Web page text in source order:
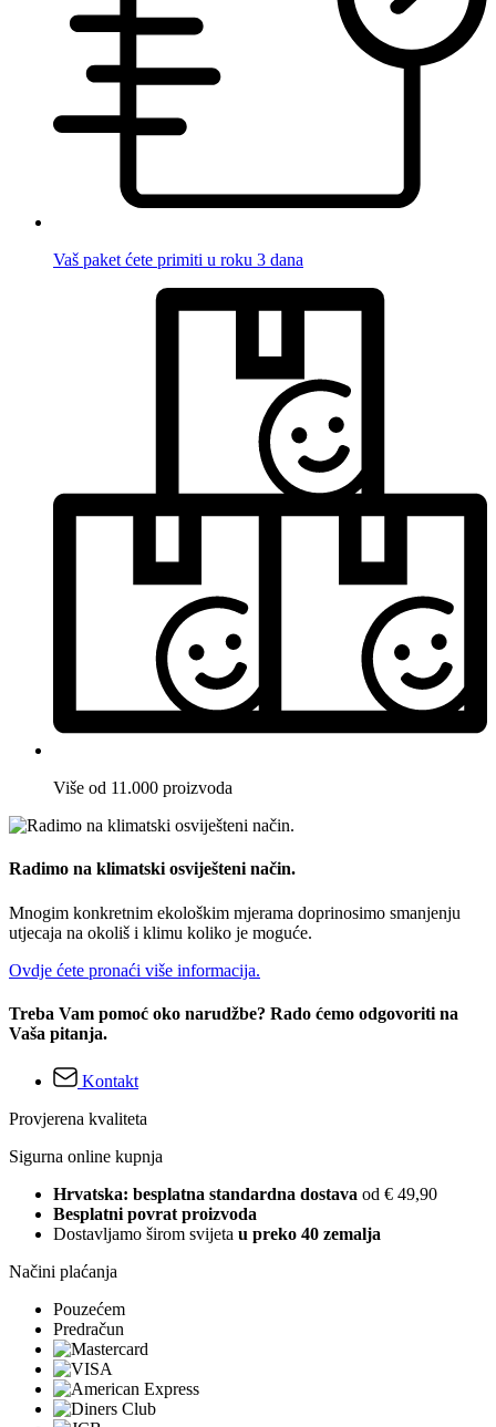
Vaš paket ćete primiti u roku 3 dana
Više od 11.000 proizvoda
Radimo na klimatski osviješteni način.
Mnogim konkretnim ekološkim mjerama doprinosimo smanjenju
utjecaja na okoliš i klimu koliko je moguće.
Ovdje ćete pronaći više informacija.
Treba Vam pomoć oko narudžbe? Rado ćemo odgovoriti na
Vaša pitanja.
Kontakt
Provjerena kvaliteta
Sigurna online kupnja
Hrvatska: besplatna standardna dostava od € 49,90
Besplatni povrat proizvoda
Dostavljamo širom svijeta u preko 40 zemalja
Načini plaćanja
Pouzećem
Predračun